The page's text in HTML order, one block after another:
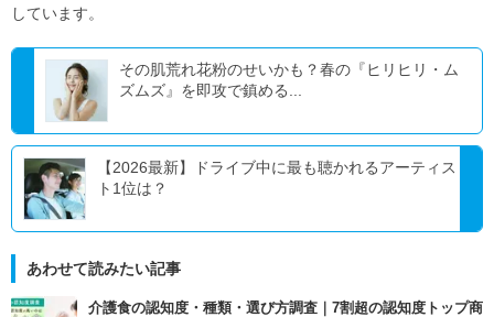
しています。
その肌荒れ花粉のせいかも？春の『ヒリヒリ・ム
ズムズ』を即攻で鎮める...
【2026最新】ドライブ中に最も聴かれるアーティス
ト1位は？
あわせて読みたい記事
介護食の認知度・種類・選び方調査｜7割超の認知度トップ商